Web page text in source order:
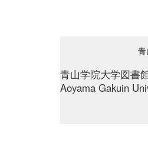
青山学院大学図書
Aoyama Gakuin